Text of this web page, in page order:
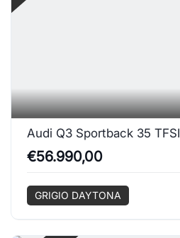
Audi Q3 Sportback 35 TFSI
€56.990,00
GRIGIO DAYTONA